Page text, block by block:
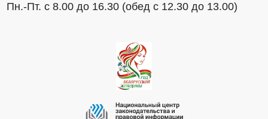
Пн.-Пт. с 8.00 до 16.30 (обед с 12.30 до 13.00)